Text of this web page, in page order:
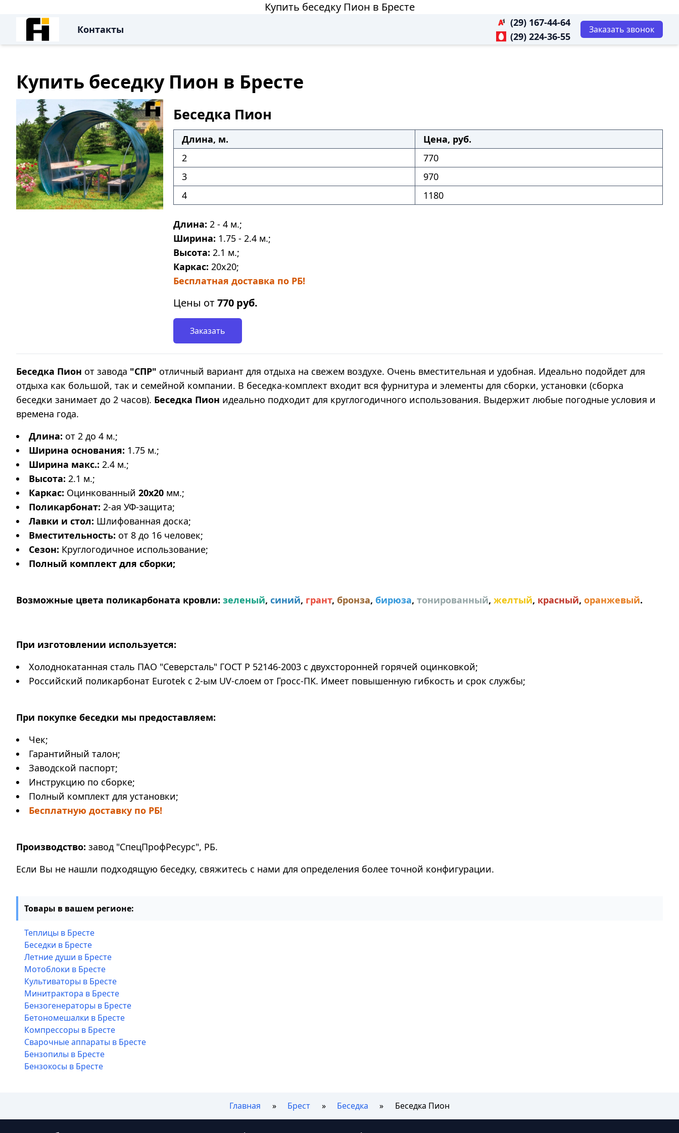
Купить беседку Пион в Бресте
Контакты
(29) 167-44-64
(29) 224-36-55
Заказать звонок
Купить беседку Пион в Бресте
Беседка Пион
Длина, м.
Цена, руб.
2
770
3
970
4
1180
Длина: 2 - 4 м.;
Ширина: 1.75 - 2.4 м.;
Высота: 2.1 м.;
Каркас: 20х20;
Бесплатная доставка по РБ!
Цены от770 руб.
Заказать
Беседка Пион от завода "СПР" отличный вариант для отдыха на свежем воздухе. Очень вместительная и удобная. Идеально подойдет для
отдыха как большой, так и семейной компании. В беседка-комплект входит вся фурнитура и элементы для сборки, установки (сборка
беседки занимает до 2 часов). Беседка Пион идеально подходит для круглогодичного использования. Выдержит любые погодные условия и
времена года.
Длина: от 2 до 4 м.;
Ширина основания: 1.75 м.;
Ширина макс.: 2.4 м.;
Высота: 2.1 м.;
Каркас: Оцинкованный 20х20 мм.;
Поликарбонат: 2-ая УФ-защита;
Лавки и стол: Шлифованная доска;
Вместительность: от 8 до 16 человек;
Сезон: Круглогодичное использование;
Полный комплект для сборки;
Возможные цвета поликарбоната кровли: зеленый, синий, грант, бронза, бирюза, тонированный, желтый, красный, оранжевый.
При изготовлении используется:
Холоднокатанная сталь ПАО "Северсталь" ГОСТ Р 52146-2003 с двухсторонней горячей оцинковкой;
Российский поликарбонат Eurotek с 2-ым UV-слоем от Гросс-ПК. Имеет повышенную гибкость и срок службы;
При покупке беседки мы предоставляем:
Чек;
Гарантийный талон;
Заводской паспорт;
Инструкцию по сборке;
Полный комплект для установки;
Бесплатную доставку по РБ!
Производство: завод "СпецПрофРесурс", РБ.
Если Вы не нашли подходящую беседку, свяжитесь с нами для определения более точной конфигурации.
Товары в вашем регионе:
Теплицы в Бресте
Беседки в Бресте
Летние души в Бресте
Мотоблоки в Бресте
Культиваторы в Бресте
Минитрактора в Бресте
Бензогенераторы в Бресте
Бетономешалки в Бресте
Компрессоры в Бресте
Сварочные аппараты в Бресте
Бензопилы в Бресте
Бензокосы в Бресте
Главная Брест Беседка Беседка Пион